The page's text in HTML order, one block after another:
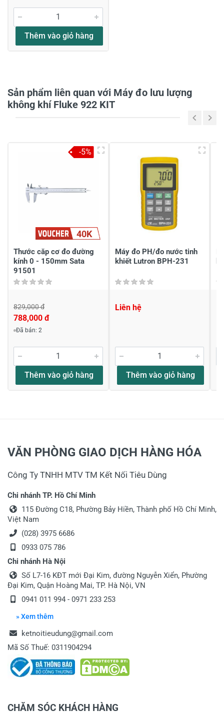
Đánh giá sao
Tiêu đề của nhận xét*
Viết nhận xét của bạn vào bên dưới
Gửi nhận xét
Thêm vào giỏ hàng
Sản phẩm liên quan với Máy đo lưu lượng
không khí Fluke 922 KIT
40K
Thước căp cơ đo đường
kính 0 - 150mm Sata
91501
829,000 đ
788,000 đ
Đã bán: 2
Thêm vào giỏ hàng
-5%
Máy đo PH/đo nước tinh
khiết Lutron BPH-231
Liên hệ
Thêm vào giỏ hàng
VĂN PHÒNG GIAO DỊCH HÀNG HÓA
Công Ty TNHH MTV TM Kết Nối Tiêu Dùng
Chi nhánh TP. Hồ Chí Minh
115 Đường C18, Phường Bảy Hiền, Thành phố Hồ Chí Minh,
Việt Nam
(028) 3975 6686
0933 075 786
Chi nhánh Hà Nội
Số L7-16 KĐT mới Đại Kim, đường Nguyễn Xiển, Phường
Đại Kim, Quận Hoàng Mai, TP. Hà Nội, VN
0941 011 994 - 0971 233 253
» Xem thêm
ketnoitieudung@gmail.com
Mã Số Thuế: 0311904294
CHĂM SÓC KHÁCH HÀNG